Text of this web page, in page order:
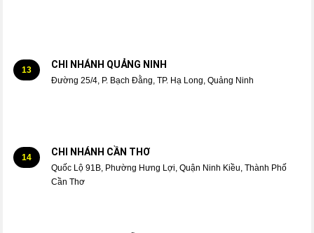
13 CHI NHÁNH QUẢNG NINH
Đường 25/4, P. Bạch Đằng, TP. Hạ Long, Quảng Ninh
14 CHI NHÁNH CẦN THƠ
Quốc Lộ 91B, Phường Hưng Lợi, Quận Ninh Kiều, Thành Phố
Cần Thơ